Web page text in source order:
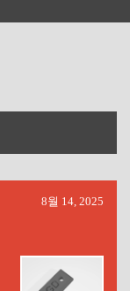
8월 14, 2025